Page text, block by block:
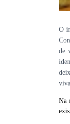
O
de
Na